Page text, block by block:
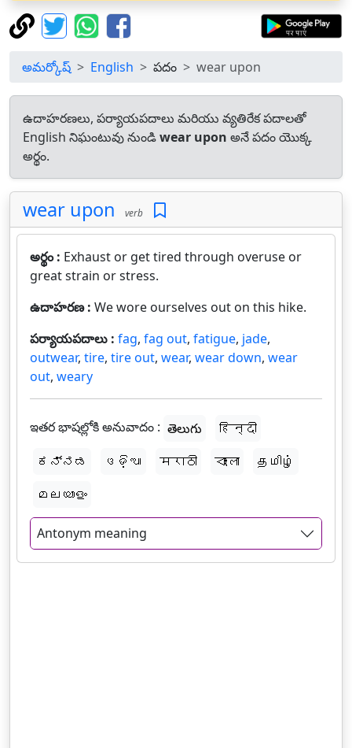
అమర్కోష్ English పదం wear upon
ఉదాహరణలు, పర్యాయపదాలు మరియు వ్యతిరేక పదాలతో
English నిఘంటువు నుండిwear upon అనే పదం యొక్క
అర్థం.
wear upon verb
అర్థం : Exhaust or get tired through overuse or
great strain or stress.
ఉదాహరణ : We wore ourselves out on this hike.
పర్యాయపదాలు : fag, fag out, fatigue, jade,
outwear, tire, tire out, wear, wear down, wear
out, weary
ఇతర భాషల్లోకి అనువాదం : తెలుగు
हिन्दी
ಕನ್ನಡ
ଓଡ଼ିଆ मराठी বাংলা
தமிழ்
മലയാളം
Antonym meaning